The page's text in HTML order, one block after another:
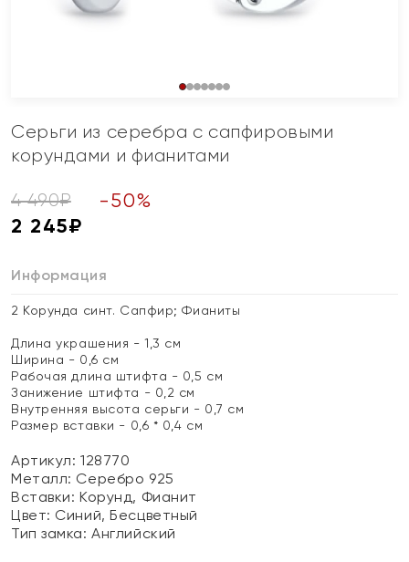
Серьги из серебра с сапфировыми
корундами и фианитами
4 490₽ -50%
2 245₽
Информация
2 Корунда синт. Сапфир; Фианиты
Длина украшения - 1,3 см
Ширина - 0,6 см
Рабочая длина штифта - 0,5 см
Занижение штифта - 0,2 см
Внутренняя высота серьги - 0,7 см
Размер вставки - 0,6 * 0,4 см
Артикул: 128770
Металл: Серебро 925
Вставки:Корунд, Фианит
Цвет: Синий, Бесцветный
Тип замка:Английский